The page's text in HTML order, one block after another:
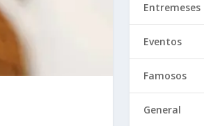
Entremeses
Eventos
Famosos
General